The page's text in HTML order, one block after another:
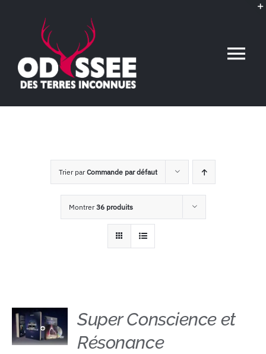
contenu
L’association
Voyages conférences
Trier parCommande par défaut
Montrer36 produits
AJOUTER
Super Conscience et
Résonance